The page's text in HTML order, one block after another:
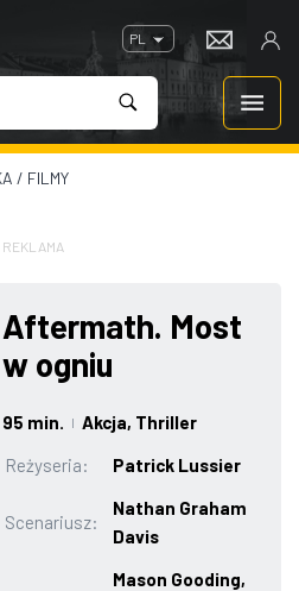
PL
/ FILMY
REKLAMA
Aftermath. Most
w ogniu
95 min. | Akcja, Thriller
Reżyseria:
Patrick Lussier
Scenariusz:
Nathan Graham
Davis
Mason Gooding,